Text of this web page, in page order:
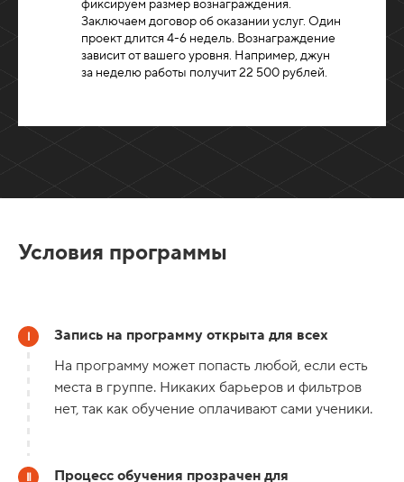
фиксируем размер вознаграждения.
Заключаем договор об оказании услуг. Один
проект длится 4-6 недель. Вознаграждение
зависит от вашего уровня. Например, джун
за неделю работы получит 22 500 рублей.
Условия программы
Запись на программу открыта для всех
На программу может попасть любой, если есть
места в группе. Никаких барьеров и фильтров
нет, так как обучение оплачивают сами ученики.
Процесс обучения прозрачен для